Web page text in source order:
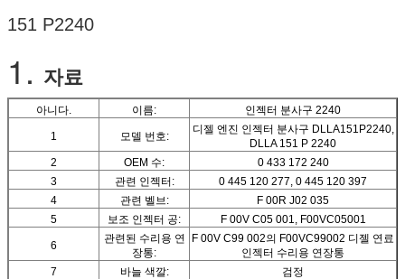
151 P2240
1. 자료
아니다. 이름: 인젝터 분사구 2240
1 모델 번호:
디젤 엔진 인젝터 분사구 DLLA151P2240,
DLLA 151 P 2240
2
OEM 수:
0 433 172 240
3
관련 인젝터:
0 445 120 277, 0 445 120 397
4
관련 벨브:
F 00R J02 035
5
보조 인젝터 공: F 00V C05 001, F00VC05001
6
관련된 수리용 연
장통:
F 00V C99 002의 F00VC99002 디젤 연료
인젝터 수리용 연장통
7
바늘 색깔:
검정